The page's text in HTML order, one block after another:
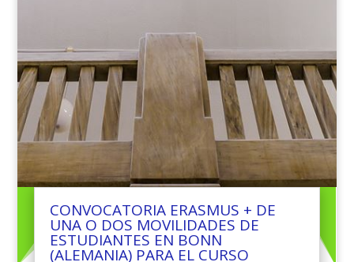
CONVOCATORIA ERASMUS + DE
UNA O DOS MOVILIDADES DE
ESTUDIANTES EN BONN
(ALEMANIA) PARA EL CURSO